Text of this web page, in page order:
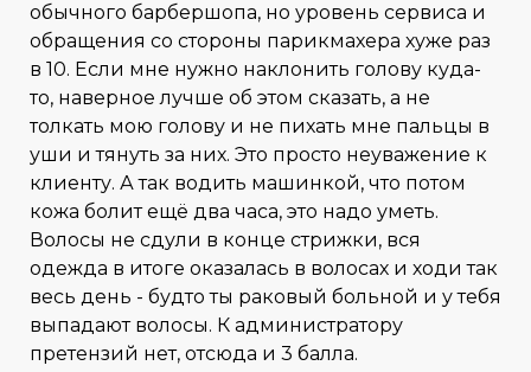
обычного барбершопа, но уровень сервиса и
обращения со стороны парикмахера хуже раз
в 10. Если мне нужно наклонить голову куда-
то, наверное лучше об этом сказать, а не
толкать мою голову и не пихать мне пальцы в
уши и тянуть за них. Это просто неуважение к
клиенту. А так водить машинкой, что потом
кожа болит ещё два часа, это надо уметь.
Волосы не сдули в конце стрижки, вся
одежда в итоге оказалась в волосах и ходи так
весь день - будто ты раковый больной и у тебя
выпадают волосы. К администратору
претензий нет, отсюда и 3 балла.